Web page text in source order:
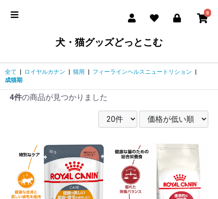
0
犬・猫グッズどっとこむ
全て ロイヤルカナン 猫用 フィーラインヘルスニュートリション
成猫期
4件の商品が見つかりました